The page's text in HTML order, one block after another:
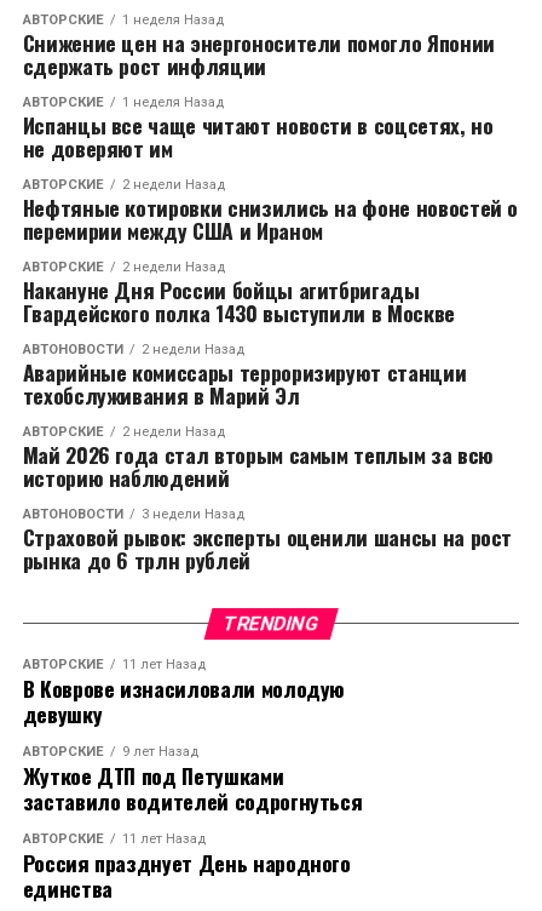
АВТОРСКИЕ 1 неделя Назад
Снижение цен на энергоносители помогло Японии
сдержать рост инфляции
АВТОРСКИЕ 1 неделя Назад
Испанцы все чаще читают новости в соцсетях, но
не доверяют им
АВТОРСКИЕ 2 недели Назад
Нефтяные котировки снизились на фоне новостей о
перемирии между США и Ираном
АВТОРСКИЕ 2 недели Назад
Накануне Дня России бойцы агитбригады
Гвардейского полка 1430 выступили в Москве
АВТОНОВОСТИ 2 недели Назад
Аварийные комиссары терроризируют станции
техобслуживания в Марий Эл
АВТОРСКИЕ 2 недели Назад
Май 2026 года стал вторым самым теплым за всю
историю наблюдений
АВТОНОВОСТИ 3 недели Назад
Страховой рывок: эксперты оценили шансы на рост
рынка до 6 трлн рублей
TRENDING
АВТОРСКИЕ 11 лет Назад
В Коврове изнасиловали молодую
девушку
АВТОРСКИЕ 9 лет Назад
Жуткое ДТП под Петушками
заставило водителей содрогнуться
АВТОРСКИЕ 11 лет Назад
Россия празднует День народного
единства